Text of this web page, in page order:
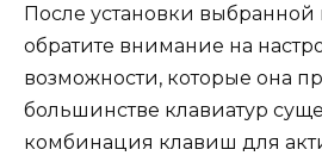
После установки
обратите внимание на
возможности, которые она
большинстве клавиатур
комбинация клавиш для